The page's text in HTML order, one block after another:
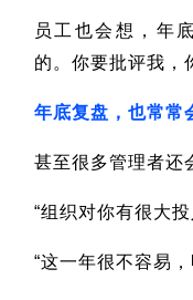
员工也会想，年
的。你要批评我，
年底复盘，也常常
甚至很多管理者还
“组织对你有很大
“这一年很不容易